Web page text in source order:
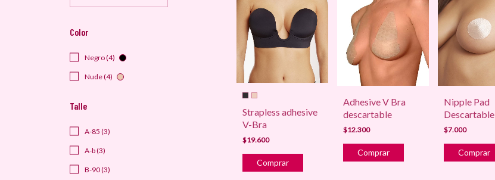
Color
Negro (4)
Nude (4)
Talle
A-85 (3)
A-b (3)
B-90 (3)
Strapless adhesive
V-Bra
$19.600
Comprar
Adhesive V Bra
descartable
$12.300
Comprar
Nipple Pad
Descartable
$7.000